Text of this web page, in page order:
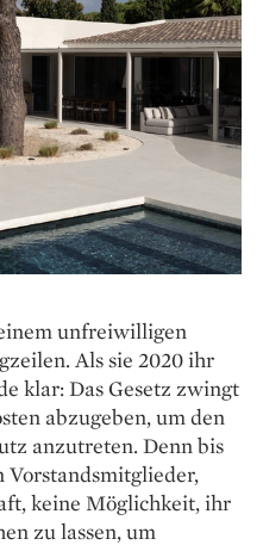
unfreiwilligen
Als sie 2020 ihr
klar: Das Gesetz zwingt
abzugeben, um den
anzutreten. Denn bis
keine Möglichkeit, ihr
zu lassen, um